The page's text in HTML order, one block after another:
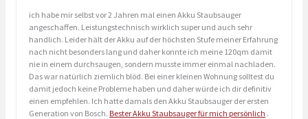
ich habe mir selbst vor 2 Jahren mal einen Akku Staubsauger
angeschaffen. Leistungstechnisch wirklich super und auch sehr
handlich. Leider hält der Akku auf der höchsten Stufe meiner Erfahrung
nach nicht besonders lang und daher konnte ich meine 120qm damit
nie in einem durchsaugen, sondern musste immer einmal nachladen.
Das war natürlich ziemlich blöd. Bei einer kleinen Wohnung solltest du
damit jedoch keine Probleme haben und daher würde ich dir definitiv
einen empfehlen. Ich hatte damals den Akku Staubsauger der ersten
Generation von Bosch. Bester Akku Staubsauger für mich persönlich .